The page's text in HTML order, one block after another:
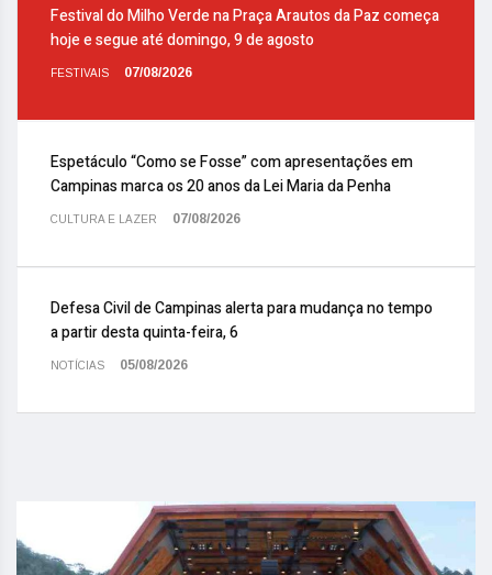
Festival do Milho Verde na Praça Arautos da Paz começa
hoje e segue até domingo, 9 de agosto
FESTIVAIS 07/08/2026
Espetáculo “Como se Fosse” com apresentações em
Campinas marca os 20 anos da Lei Maria da Penha
CULTURA E LAZER 07/08/2026
Defesa Civil de Campinas alerta para mudança no tempo
a partir desta quinta-feira, 6
NOTÍCIAS 05/08/2026